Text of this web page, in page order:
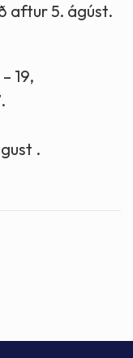
aftur 5. ágúst.
19,
.